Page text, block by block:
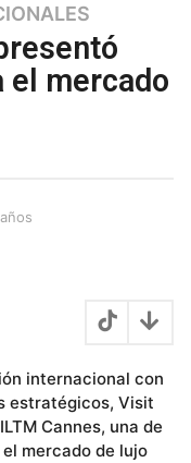
el mercado
internacional con
estratégicos, Visit
Cannes, una de
mercado de lujo